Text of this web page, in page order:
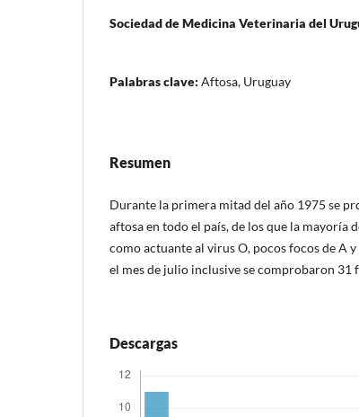
Sociedad de Medicina Veterinaria del
Palabras clave: Aftosa, Uruguay
Resumen
Durante la primera mitad del año 1975 se
aftosa en todo el país, de los que la mayoría
como actuante al virus O, pocos focos de A
el mes de julio inclusive se comprobaron 31
Descargas